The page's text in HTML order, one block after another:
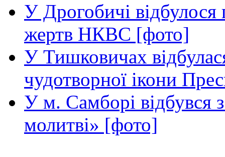
У Дрогобичі відбулося
жертв НКВС [фото]
У Тишковичах
чудотворної ікони
У м. Самборі відбувся
молитві» [фото]